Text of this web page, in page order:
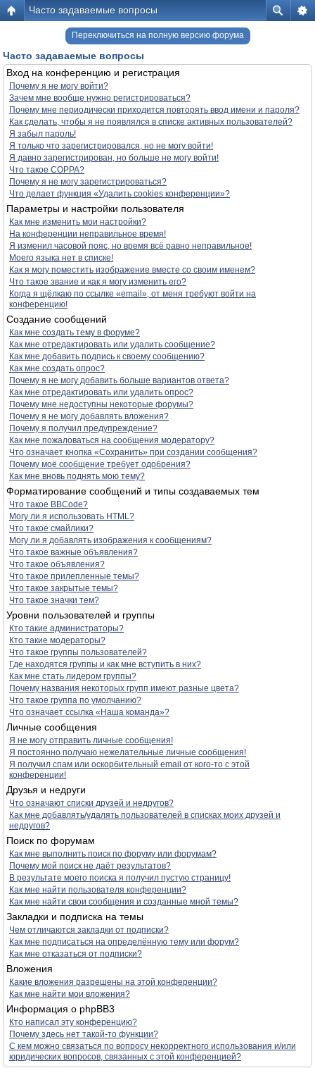
Часто задаваемые вопросы
Переключиться на полную версию форума
Часто задаваемые вопросы
Вход на конференцию и регистрация
Почему я не могу войти?
Зачем мне вообще нужно регистрироваться?
Почему мне периодически приходится повторять ввод имени и пароля?
Как сделать, чтобы я не появлялся в списке активных пользователей?
Я забыл пароль!
Я только что зарегистрировался, но не могу войти!
Я давно зарегистрирован, но больше не могу войти!
Что такое COPPA?
Почему я не могу зарегистрироваться?
Что делает функция «Удалить cookies конференции»?
Параметры и настройки пользователя
Как мне изменить мои настройки?
На конференции неправильное время!
Я изменил часовой пояс, но время всё равно неправильное!
Моего языка нет в списке!
Как я могу поместить изображение вместе со своим именем?
Что такое звание и как я могу изменить его?
Когда я щёлкаю по ссылке «email», от меня требуют войти на
конференцию!
Создание сообщений
Как мне создать тему в форуме?
Как мне отредактировать или удалить сообщение?
Как мне добавить подпись к своему сообщению?
Как мне создать опрос?
Почему я не могу добавить больше вариантов ответа?
Как мне отредактировать или удалить опрос?
Почему мне недоступны некоторые форумы?
Почему я не могу добавлять вложения?
Почему я получил предупреждение?
Как мне пожаловаться на сообщения модератору?
Что означает кнопка «Сохранить» при создании сообщения?
Почему моё сообщение требует одобрения?
Как мне вновь поднять мою тему?
Форматирование сообщений и типы создаваемых тем
Что такое BBCode?
Могу ли я использовать HTML?
Что такое смайлики?
Могу ли я добавлять изображения к сообщениям?
Что такое важные объявления?
Что такое объявления?
Что такое прилепленные темы?
Что такое закрытые темы?
Что такое значки тем?
Уровни пользователей и группы
Кто такие администраторы?
Кто такие модераторы?
Что такое группы пользователей?
Где находятся группы и как мне вступить в них?
Как мне стать лидером группы?
Почему названия некоторых групп имеют разные цвета?
Что такое группа по умолчанию?
Что означает ссылка «Наша команда»?
Личные сообщения
Я не могу отправить личные сообщения!
Я постоянно получаю нежелательные личные сообщения!
Я получил спам или оскорбительный email от кого-то с этой
конференции!
Друзья и недруги
Что означают списки друзей и недругов?
Как мне добавлять/удалять пользователей в списках моих друзей и
недругов?
Поиск по форумам
Как мне выполнить поиск по форуму или форумам?
Почему мой поиск не даёт результатов?
В результате моего поиска я получил пустую страницу!
Как мне найти пользователя конференции?
Как мне найти свои сообщения и созданные мной темы?
Закладки и подписка на темы
Чем отличаются закладки от подписки?
Как мне подписаться на определённую тему или форум?
Как мне отказаться от подписки?
Вложения
Какие вложения разрешены на этой конференции?
Как мне найти мои вложения?
Информация о phpBB3
Кто написал эту конференцию?
Почему здесь нет такой-то функции?
С кем можно связаться по вопросу некорректного использования и/или
юридических вопросов, связанных с этой конференцией?